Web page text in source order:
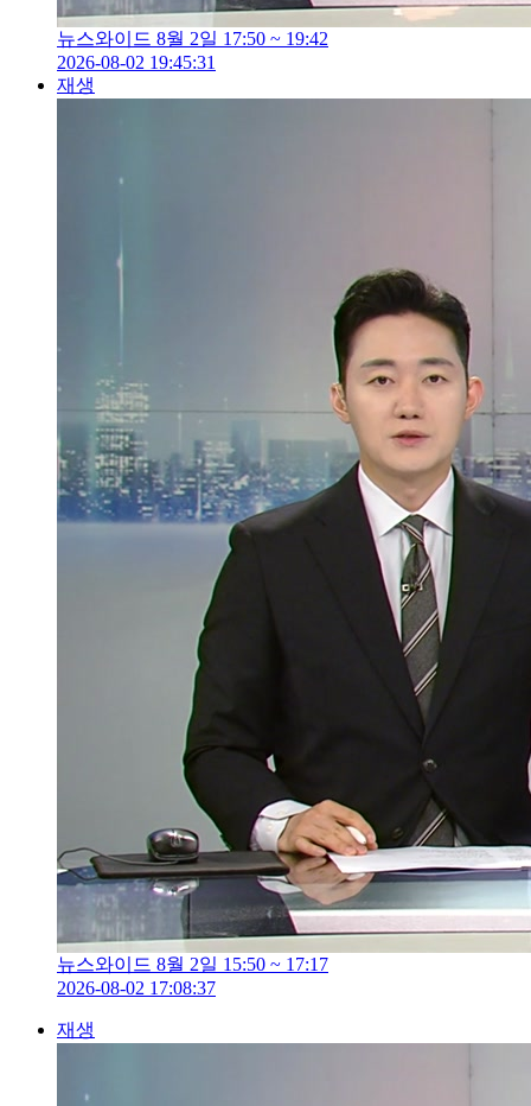
뉴스와이드 8월 2일 17:50 ~ 19:42
2026-08-02 19:45:31
재생
뉴스와이드 8월 2일 15:50 ~ 17:17
2026-08-02 17:08:37
재생